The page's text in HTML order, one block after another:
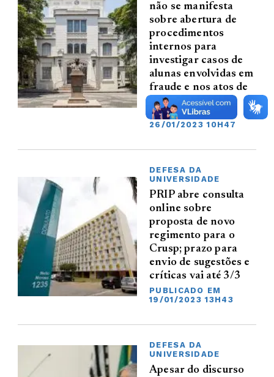
não se manifesta
sobre abertura de
procedimentos
internos para
investigar casos de
alunas envolvidas em
fraude e nos atos de
8/1
PUBLICADO EM
26/01/2023 10H47
DEFESA DA
UNIVERSIDADE
PRIP abre consulta
online sobre
proposta de novo
regimento para o
Crusp; prazo para
envio de sugestões e
críticas vai até 3/3
PUBLICADO EM
19/01/2023 13H43
DEFESA DA
UNIVERSIDADE
Apesar do discurso